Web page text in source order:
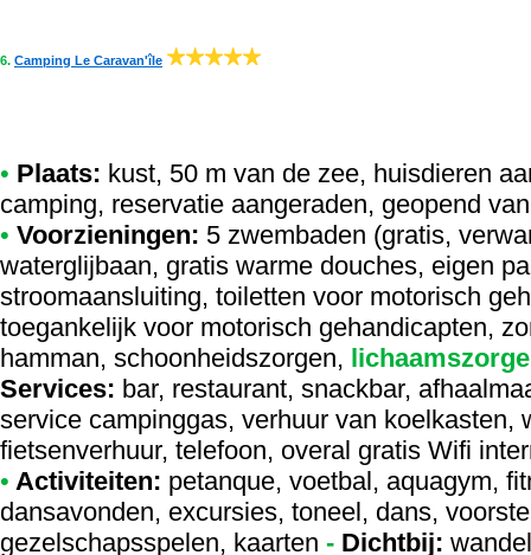
6. Camping Le Caravan'île
• Plaats: kust, 50 m van de zee, huisdieren
camping, reservatie aangeraden, geopend
• Voorzieningen: 5 zwembaden (gratis,
waterglijbaan, gratis warme douches, eigen
stroomaansluiting, toiletten voor motorisch
toegankelijk voor motorisch gehandicapten,
hamman, schoonheidszorgen,
Services: bar, restaurant, snackbar,
service campinggas, verhuur van koelkasten,
fietsenverhuur, telefoon, overal gratis Wifi
• Activiteiten: petanque, voetbal, aquagym,
dansavonden, excursies, toneel, dans,
gezelschapsspelen, kaarten - Dichtbij: